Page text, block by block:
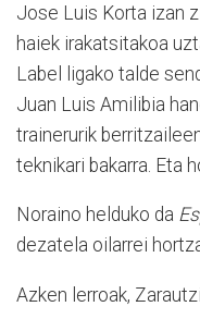
Jose Luis Korta izan
haiek irakatsitakoa
Label ligako talde
Juan Luis Amilibia
trainerurik
teknikari bakarra. Eta
Noraino helduko da
dezatela oilarrei
Azken lerroak,